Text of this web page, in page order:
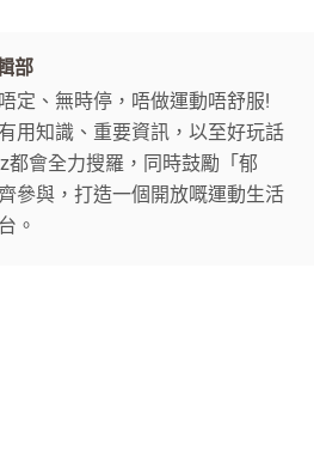
部
定、無時停，唔做運動唔舒服!
用知識、重要資訊，以至好玩話
都會全力搜羅，同時鼓勵「郁
參與，打造一個開放嘅運動生活
。